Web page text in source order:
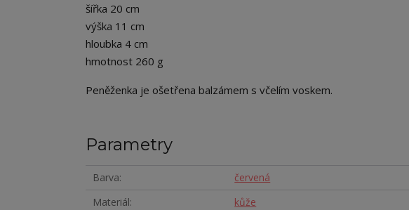
šířka 20 cm
výška 11 cm
hloubka 4 cm
hmotnost 260 g
Peněženka je ošetřena balzámem s včelím voskem.
Parametry
Barva
červená
Materiál
kůže